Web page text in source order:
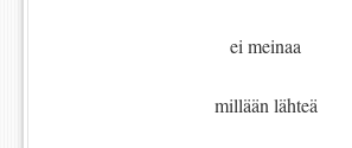
ei meinaa
millään lähteä